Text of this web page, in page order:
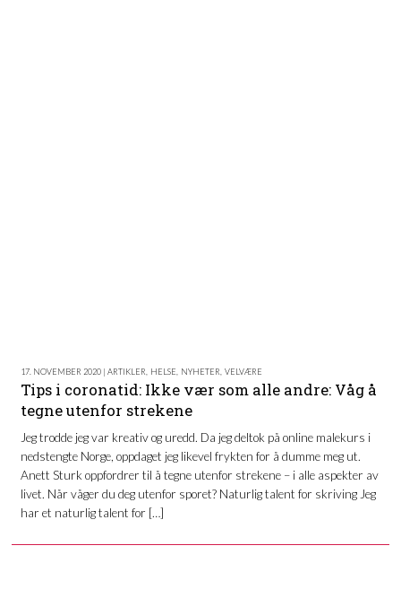
17. NOVEMBER 2020 | ARTIKLER HELSE NYHETER VELVÆRE
Tips i coronatid: Ikke vær som alle andre: Våg å
tegne utenfor strekene
Jeg trodde jeg var kreativ og uredd. Da jeg deltok på online malekurs i
nedstengte Norge, oppdaget jeg likevel frykten for å dumme meg ut.
Anett Sturk oppfordrer til å tegne utenfor strekene – i alle aspekter av
livet. Når våger du deg utenfor sporet? Naturlig talent for skriving Jeg
har et naturlig talent for […]